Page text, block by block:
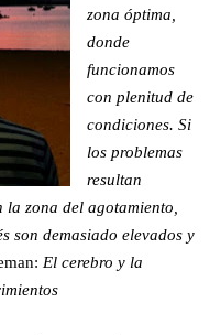
zona óptima,
donde
funcionamos
con plenitud de
condiciones. Si
los problemas
resultan
la zona del agotamiento,
son demasiado elevados y
El cerebro y la